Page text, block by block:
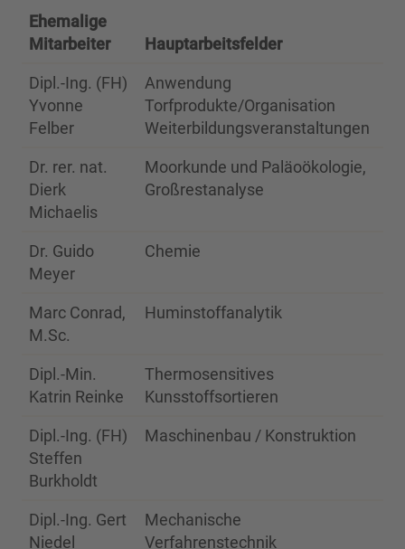
Ehemalige
Mitarbeiter
Hauptarbeitsfelder
Dipl.-Ing. (FH)
Yvonne
Felber
Anwendung
Torfprodukte/Organisation
Weiterbildungsveranstaltungen
Dr. rer. nat.
Dierk
Michaelis
Moorkunde und Paläoökologie,
Großrestanalyse
Dr. Guido
Meyer
Chemie
Marc Conrad,
M.Sc.
Huminstoffanalytik
Dipl.-Min.
Katrin Reinke
Thermosensitives
Kunsstoffsortieren
Dipl.-Ing. (FH)
Steffen
Burkholdt
Maschinenbau / Konstruktion
Dipl.-Ing. Gert
Niedel
Mechanische
Verfahrenstechnik